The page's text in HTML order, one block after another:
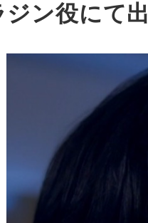
ン役にて出